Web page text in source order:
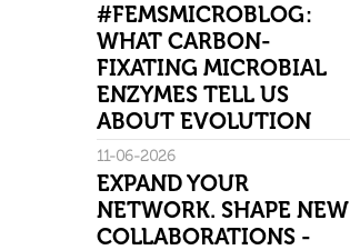
#FEMSMICROBLOG:
WHAT CARBON-
FIXATING MICROBIAL
ENZYMES TELL US
ABOUT EVOLUTION
11-06-2026
EXPAND YOUR
NETWORK. SHAPE NEW
COLLABORATIONS -